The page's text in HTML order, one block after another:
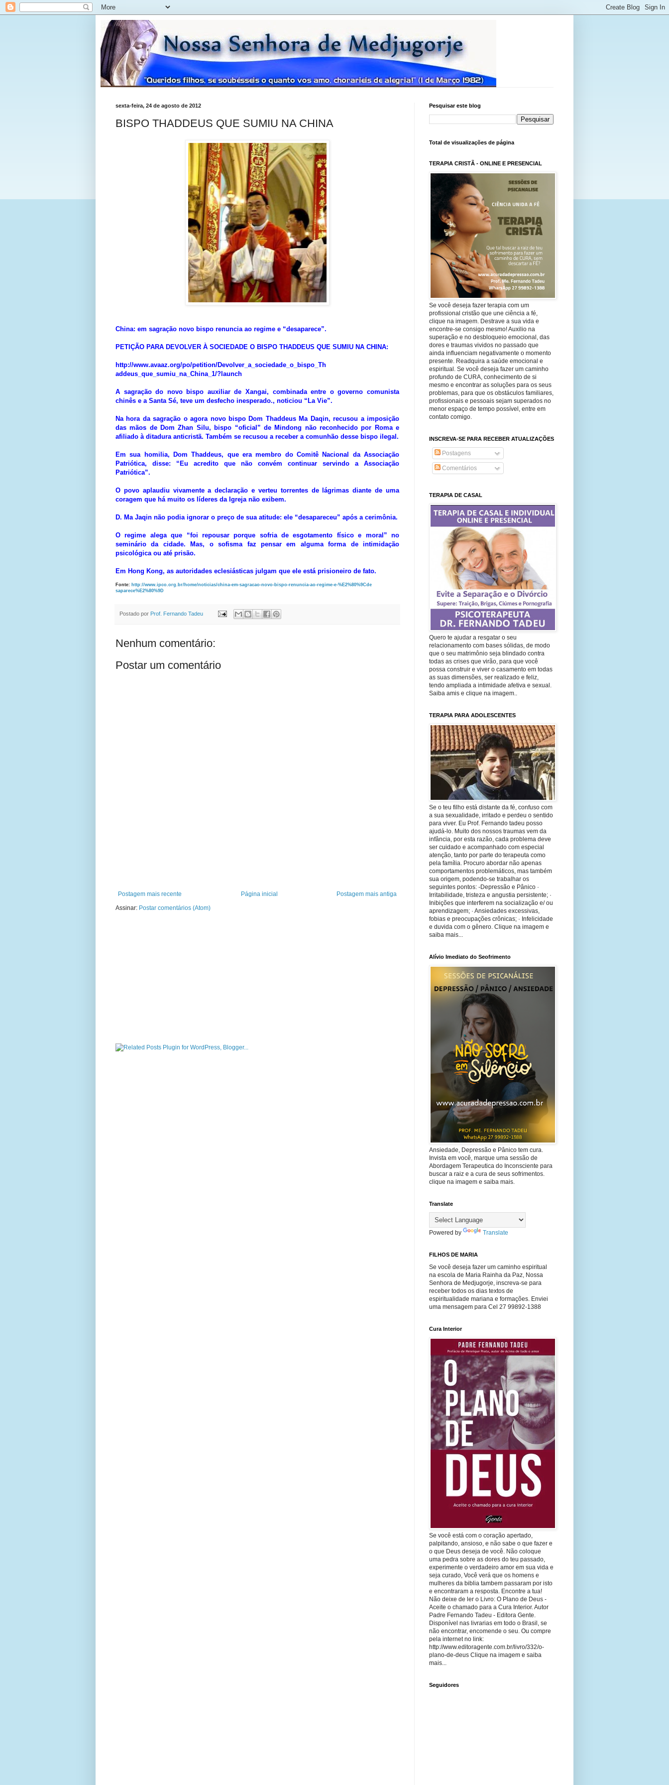
sexta-feira, 24 de agosto de 2012
BISPO THADDEUS QUE SUMIU NA CHINA
China: em sagração novo bispo renuncia ao regime e “desaparece”.
PETIÇÃO PARA DEVOLVER À SOCIEDADE O BISPO THADDEUS QUE SUMIU NA CHINA:
http://www.avaaz.org/po/petition/Devolver_a_sociedade_o_bispo_Th
addeus_que_sumiu_na_China_1/?launch
A sagração do novo bispo auxiliar de Xangai, combinada entre o governo comunista
chinês e a Santa Sé, teve um desfecho inesperado., noticiou “La Vie”.
Na hora da sagração o agora novo bispo Dom Thaddeus Ma Daqin, recusou a imposição
das mãos de Dom Zhan Silu, bispo “oficial” de Mindong não reconhecido por Roma e
afiliado à ditadura anticristã. Também se recusou a receber a comunhão desse bispo ilegal.
Em sua homilia, Dom Thaddeus, que era membro do Comitê Nacional da Associação
Patriótica, disse: “Eu acredito que não convém continuar servindo a Associação
Patriótica”.
O povo aplaudiu vivamente a declaração e verteu torrentes de lágrimas diante de uma
coragem que há muito os líderes da Igreja não exibem.
D. Ma Jaqin não podia ignorar o preço de sua atitude: ele “desapareceu” após a cerimônia.
O regime alega que “foi repousar porque sofria de esgotamento físico e moral” no
seminário da cidade. Mas, o sofisma faz pensar em alguma forma de intimidação
psicológica ou até prisão.
Em Hong Kong, as autoridades eclesiásticas julgam que ele está prisioneiro de fato.
Fonte: http://www.ipco.org.br/home/noticias/china-em-sagracao-novo-bispo-renuncia-ao-regime-e-%E2%80%9Cde
saparece%E2%80%9D
Postado por Prof. Fernando Tadeu
Nenhum comentário:
Postar um comentário
Postagem mais recente Postagem mais antiga
Página inicial
Assinar: Postar comentários (Atom)
Pesquisar este blog
Total de visualizações de página
TERAPIA CRISTÃ - ONLINE E PRESENCIAL
Se você deseja fazer terapia com um
profissional cristão que une ciência a fé,
clique na imagem. Destrave a sua vida e
encontre-se consigo mesmo! Auxilio na
superação e no desbloqueio emocional, das
dores e traumas vividos no passado que
ainda influenciam negativamente o momento
presente. Readquira a saúde emocional e
espiritual. Se você deseja fazer um caminho
profundo de CURA, conhecimento de si
mesmo e encontrar as soluções para os seus
problemas, para que os obstáculos familiares,
profissionais e pessoais sejam superados no
menor espaço de tempo possível, entre em
contato comigo.
INSCREVA-SE PARA RECEBER ATUALIZAÇÕES
Postagens
Comentários
TERAPIA DE CASAL
Quero te ajudar a resgatar o seu
relacionamento com bases sólidas, de modo
que o seu matrimônio seja blindado contra
todas as crises que virão, para que você
possa construir e viver o casamento em todas
as suas dimensões, ser realizado e feliz,
tendo ampliada a intimidade afetiva e sexual.
Saiba amis e clique na imagem..
TERAPIA PARA ADOLESCENTES
Se o teu filho está distante da fé, confuso com
a sua sexualidade, irritado e perdeu o sentido
para viver. Eu Prof. Fernando tadeu posso
ajudá-lo. Muito dos nossos traumas vem da
infância, por esta razão, cada problema deve
ser cuidado e acompanhado com especial
atenção, tanto por parte do terapeuta como
pela família. Procuro abordar não apenas
comportamentos problemáticos, mas também
sua origem, podendo-se trabalhar os
seguintes pontos: -Depressão e Pânico ·
Irritabilidade, tristeza e angustia persistente; ·
Inibições que interferem na socialização e/ ou
aprendizagem; · Ansiedades excessivas,
fobias e preocupações crônicas; · Infelicidade
e duvida com o gênero. Clique na imagem e
saiba mais...
Alívio Imediato do Seofrimento
Ansiedade, Depressão e Pânico tem cura.
Invista em você, marque uma sessão de
Abordagem Terapeutica do Inconsciente para
buscar a raiz e a cura de seus sofrimentos.
clique na imagem e saiba mais.
Translate
Powered by Translate
FILHOS DE MARIA
Se você deseja fazer um caminho espiritual
na escola de Maria Rainha da Paz, Nossa
Senhora de Medjugorje, inscreva-se para
receber todos os dias textos de
espiritualidade mariana e formações. Enviei
uma mensagem para Cel 27 99892-1388
Cura Interior
Se você está com o coração apertado,
palpitando, ansioso, e não sabe o que fazer e
o que Deus deseja de você. Não coloque
uma pedra sobre as dores do teu passado,
experimente o verdadeiro amor em sua vida e
seja curado, Você verá que os homens e
mulheres da biblia tambem passaram por isto
e encontraram a resposta. Encontre a tua!
Não deixe de ler o Livro: O Plano de Deus -
Aceite o chamado para a Cura Interior. Autor
Padre Fernando Tadeu - Editora Gente.
Disponível nas livrarias em todo o Brasil, se
não encontrar, encomende o seu. Ou compre
pela internet no link:
http://www.editoragente.com.br/livro/332/o-
plano-de-deus Clique na imagem e saiba
mais...
Seguidores